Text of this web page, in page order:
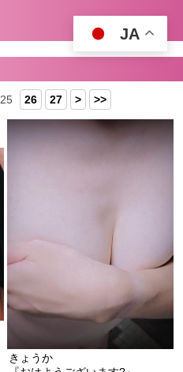
JA
25 26 27 > >>
きょうか